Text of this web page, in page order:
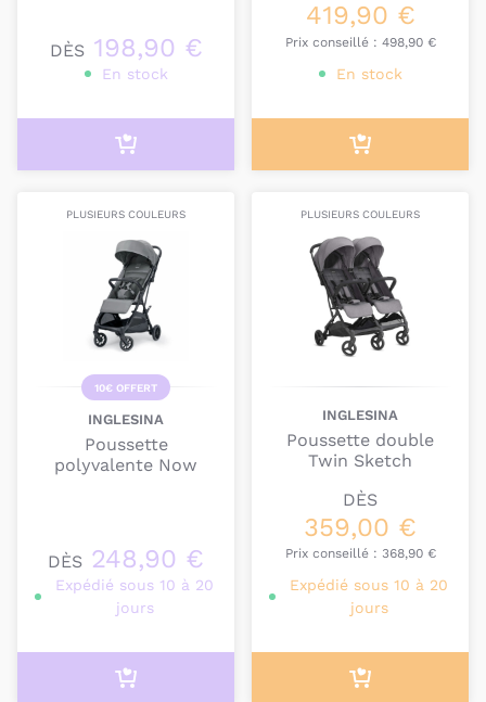
DÈS 198,90 €
En stock
419,90 €
Prix conseillé : 498,90 €
En stock
PLUSIEURS COULEURS
10€ OFFERT
INGLESINA
Poussette
polyvalente Now
DÈS 248,90 €
Expédié sous 10 à 20
jours
PLUSIEURS COULEURS
INGLESINA
Poussette double
Twin Sketch
DÈS
359,00 €
Prix conseillé : 368,90 €
Expédié sous 10 à 20
jours